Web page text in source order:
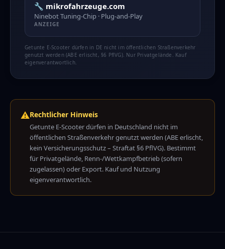
🔧 mikrofahrzeuge.com
Ninebot Tuning-Chip · Plug-and-Play
ANZEIGE
Getunte E-Scooter dürfen in DE nicht im öffentlichen Straßenverkehr
genutzt werden (ABE erlischt, §6 PflVG). Nur Privatgelände. Kauf
eigenverantwortlich.
⚠️Rechtlicher Hinweis
Getunte E-Scooter dürfen in Deutschland nicht im
öffentlichen Straßenverkehr genutzt werden (ABE erlischt,
kein Versicherungsschutz – Straftat §6 PflVG). Bestimmt
für Privatgelände, Renn-/Wettkampfbetrieb (sofern
zugelassen) oder Export. Kauf und Nutzung
eigenverantwortlich.